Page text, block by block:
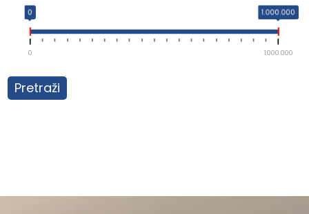
0 1.000.000
0 1.000.000
Pretraži